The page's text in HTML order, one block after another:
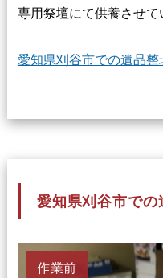
専用祭壇にて供養させて
愛知県刈谷市での遺品
愛知県刈谷市での
作業前